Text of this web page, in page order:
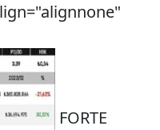
FORTE